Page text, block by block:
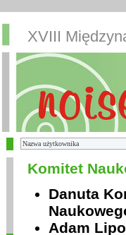
XVIII
Komitet
Danuta
Adam